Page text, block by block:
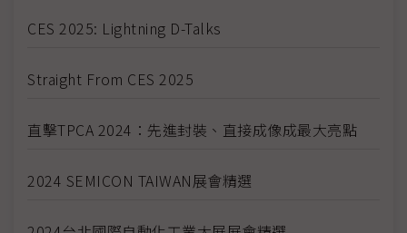
CES 2025: Lightning D-Talks
Straight From CES 2025
直擊TPCA 2024：先進封裝、直接成像成最大亮點
2024 SEMICON TAIWAN展會精選